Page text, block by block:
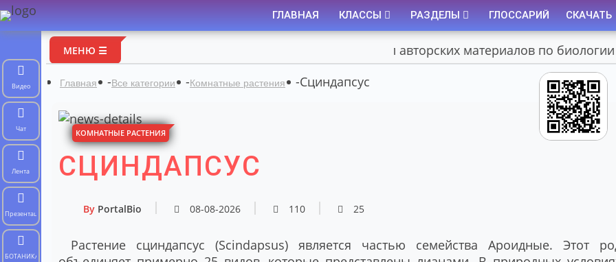
ГЛАВНАЯ КЛАССЫ РАЗДЕЛЫ ГЛОССАРИЙ СКАЧАТЬ
Видео
Чат
Лента
Презентации
БОТАНИКА
МЕНЮ ☰ Портал авторских материалов по биологии
Главная -Все категории -Комнатные растения -Сциндапсус
КОМНАТНЫЕ РАСТЕНИЯ
СЦИНДАПСУС
ByPortalBio 08-08-2026 110 25
Растение сциндапсус (Scindapsus) является частью семейства Ароидные. Этот